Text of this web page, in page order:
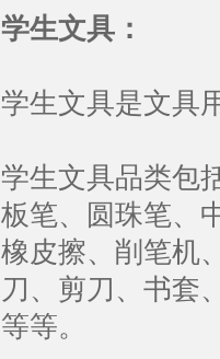
学生文具：
学生文具是文具
学生文具品类包
板笔、圆珠笔、
橡皮擦、削笔机
刀、剪刀、书套
等等。